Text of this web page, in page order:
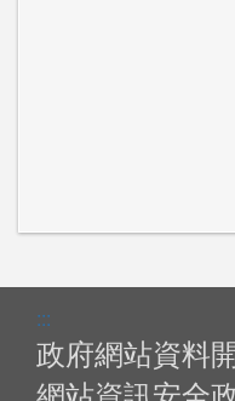
:::
政府網站資料